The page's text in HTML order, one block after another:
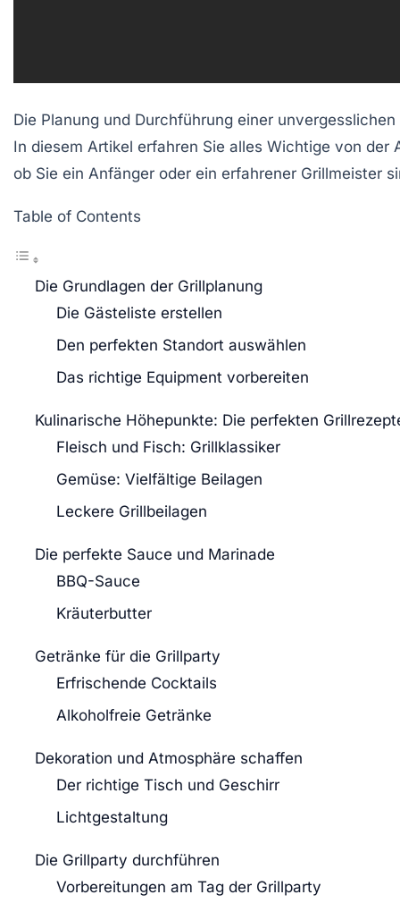
Die Planung und Durchführung einer
In diesem Artikel erfahren Sie alles Wichtige von
ob Sie ein Anfänger oder ein erfahrener Grillmeister
Table of Contents
Die Grundlagen der Grillplanung
Die Gästeliste erstellen
Den perfekten Standort auswählen
Das richtige Equipment vorbereiten
Kulinarische Höhepunkte: Die perfekten
Fleisch und Fisch: Grillklassiker
Gemüse: Vielfältige Beilagen
Leckere Grillbeilagen
Die perfekte Sauce und Marinade
BBQ-Sauce
Kräuterbutter
Getränke für die Grillparty
Erfrischende Cocktails
Alkoholfreie Getränke
Dekoration und Atmosphäre schaffen
Der richtige Tisch und Geschirr
Lichtgestaltung
Die Grillparty durchführen
Vorbereitungen am Tag der Grillparty